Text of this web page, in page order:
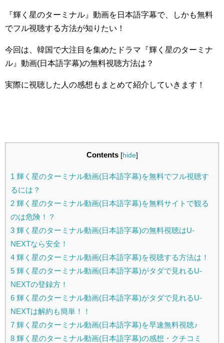
『輝く星のターミナル』動画を日本語字幕で、しかも無料
でフル視聴する方法が知りたい！
今回は、韓国で大注目を集めたドラマ『輝く星のターミナ
ル』動画(日本語字幕)の無料視聴方法は？
実際に視聴した人の感想もまとめて紹介していきます！
Contents [hide]
1 輝く星のターミナル動画(日本語字幕)を無料でフル視聴す
るには？
2 輝く星のターミナル動画(日本語字幕)を無料サイトで観る
のは危険！？
3 輝く星のターミナル動画(日本語字幕)の無料視聴はU-
NEXTなら安全！
4 輝く星のターミナル動画(日本語字幕)を視聴する方法は！
5 輝く星のターミナル動画(日本語字幕)がタダで見れるU-
NEXTの登録方！
6 輝く星のターミナル動画(日本語字幕)がタダで見れるU-
NEXTは解約も簡単！！
7 輝く星のターミナル動画(日本語字幕)を早速無料視聴♪
8 輝く星のターミナル動画(日本語字幕)の感想・クチコミ